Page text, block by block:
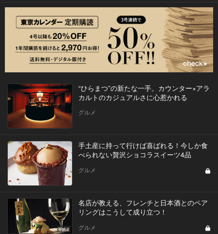
“ひらまつ”の新たな一手。カウンター×アラ
カルトのカジュアルさに心惹かれる
グルメ
手土産に持って行けば喜ばれる！今しか食
べられない贅沢ショコラスイーツ4品
グルメ
Vol.2
名店が教える、フレンチと日本酒とのペア
リングはこうして成り立つ！
グルメ